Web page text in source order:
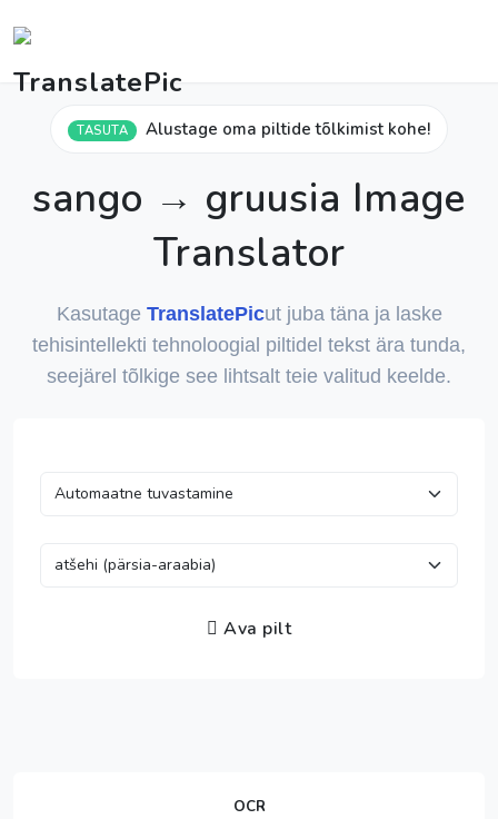
TASUTA Alustage oma piltide tõlkimist kohe!
sango → gruusia Image
Translator
Kasutage TranslatePicut juba täna ja laske
tehisintellekti tehnoloogial piltidel tekst ära tunda,
seejärel tõlkige see lihtsalt teie valitud keelde.
Ava pilt
OCR